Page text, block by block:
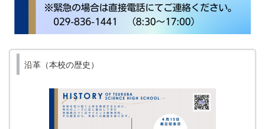
沿革（本校の歴史）